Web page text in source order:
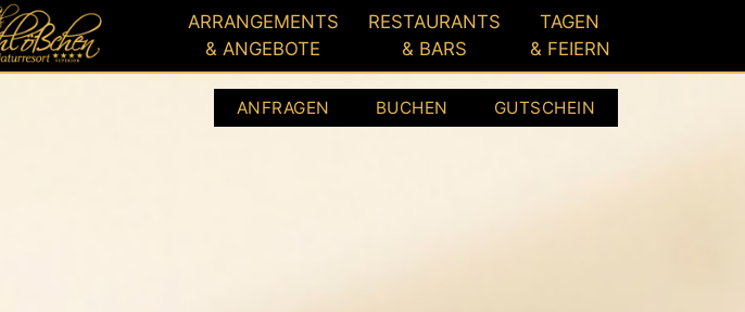
ARRANGEMENTS
& ANGEBOTE
RESTAURANTS
& BARS
TAGEN
& FEIERN
ANFRAGEN BUCHEN GUTSCHEIN